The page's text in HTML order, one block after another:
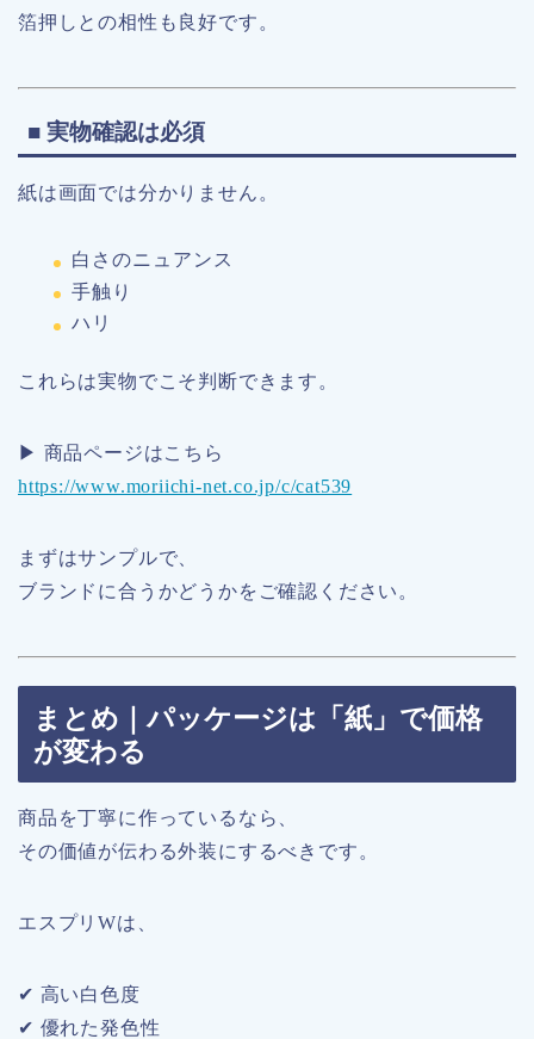
箔押しとの相性も良好です。
■ 実物確認は必須
紙は画面では分かりません。
白さのニュアンス
手触り
ハリ
これらは実物でこそ判断できます。
▶ 商品ページはこちら
https://www.moriichi-net.co.jp/c/cat539
まずはサンプルで、
ブランドに合うかどうかをご確認ください。
まとめ｜パッケージは「紙」で価格
が変わる
商品を丁寧に作っているなら、
その価値が伝わる外装にするべきです。
エスプリWは、
✔ 高い白色度
✔ 優れた発色性